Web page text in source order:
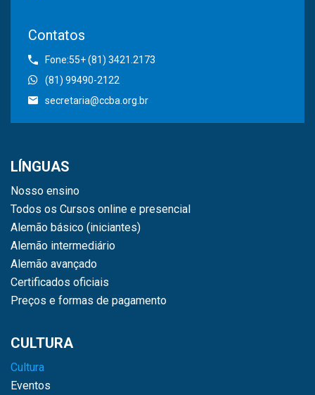
Contatos
Fone:55+ (81) 3421.2173
(81) 99490-2122
secretaria@ccba.org.br
LÍNGUAS
Nosso ensino
Todos os Cursos online e presencial
Alemão básico (iniciantes)
Alemão intermediário
Alemão avançado
Certificados oficiais
Preços e formas de pagamento
CULTURA
Cultura
Eventos